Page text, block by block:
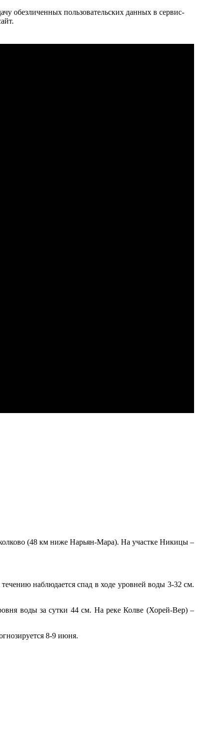
обезличенных пользовательских данных в сервис-
(48 км ниже Нарьян-Мара). На участке Никицы –
наблюдается спад в ходе уровней воды 3-32 см.
воды за сутки 44 см. На реке Колве (Хорей-Вер) –
8-9 июня.